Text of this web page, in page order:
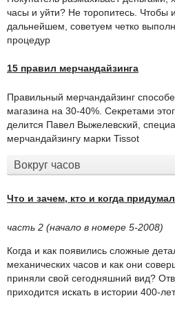
часы и уйти? Не торопитесь. Чтобы
дальнейшем, советуем четко
процедур
15 правил мерчандайзинга
Правильный мерчандайзинг
магазина на 30-40%. Секретами
делится Павел Выжелевский,
мерчандайзингу марки Tissot
Вокруг часов
Что и зачем, кто и когда
часть 2 (начало в номере 5-2008)
Когда и как появились сложные
механических часов и как они
приняли свой сегодняшний вид?
приходится искать в истории 400-